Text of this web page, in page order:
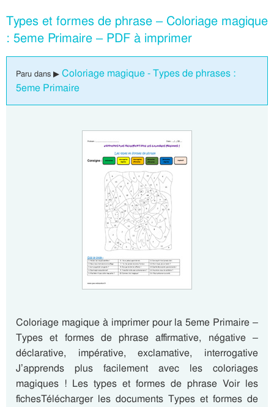
Types et formes de phrase – Coloriage magique
: 5eme Primaire – PDF à imprimer
Paru dans ▶ Coloriage magique - Types de phrases :
5eme Primaire
Coloriage magique à imprimer pour la 5eme Primaire –
Types et formes de phrase affirmative, négative –
déclarative, impérative, exclamative, interrogative
J’apprends plus facilement avec les coloriages
magiques ! Les types et formes de phrase Voir les
fichesTélécharger les documents Types et formes de